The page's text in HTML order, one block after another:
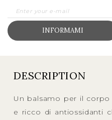
INFORMAMI
DESCRIPTION
Un balsamo per il
e ricco di antiossidanti